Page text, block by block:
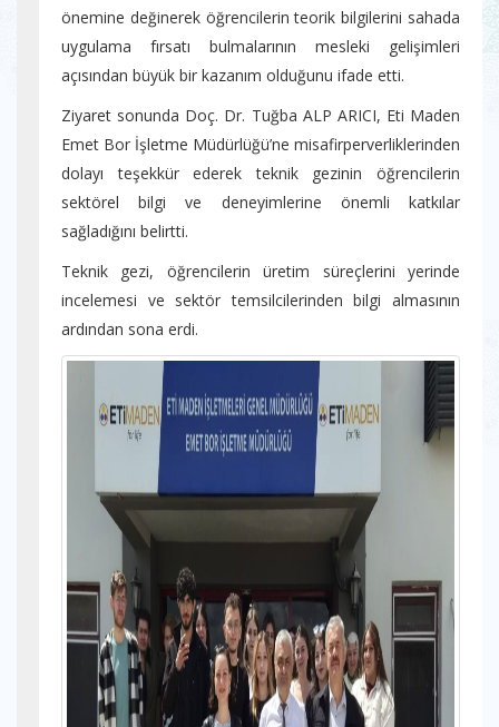
önemine değinerek öğrencilerin teorik bilgilerini sahada
uygulama fırsatı bulmalarının mesleki gelişimleri
açısından büyük bir kazanım olduğunu ifade etti.
Ziyaret sonunda Doç. Dr. Tuğba ALP ARICI, Eti Maden
Emet Bor İşletme Müdürlüğü’ne misafirperverliklerinden
dolayı teşekkür ederek teknik gezinin öğrencilerin
sektörel bilgi ve deneyimlerine önemli katkılar
sağladığını belirtti.
Teknik gezi, öğrencilerin üretim süreçlerini yerinde
incelemesi ve sektör temsilcilerinden bilgi almasının
ardından sona erdi.